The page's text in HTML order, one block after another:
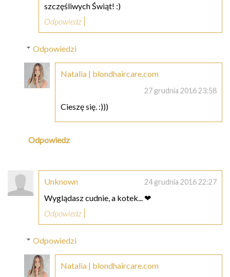
szczęśliwych Świąt! :)
Odpowiedz
Odpowiedzi
Natalia | blondhaircare.com
27 grudnia 2016 23:58
Cieszę się. :)))
Odpowiedz
Unknown 24 grudnia 2016 22:27
Wyglądasz cudnie, a kotek... ❤
Odpowiedz
Odpowiedzi
Natalia | blondhaircare.com